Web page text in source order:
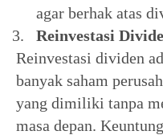
agar berhak atas
Reinvestasi
Reinvestasi dividen
banyak saham
yang dimiliki tanpa
masa depan.